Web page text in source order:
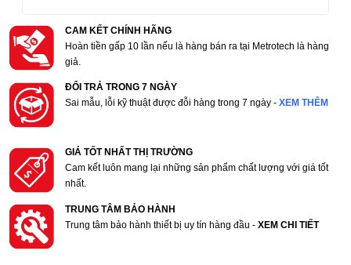
CAM KẾT CHÍNH HÃNG
Hoàn tiền gấp 10 lần nếu là hàng bán ra tại Metrotech là hàng
giả.
ĐỔI TRẢ TRONG 7 NGÀY
Sai mẫu, lỗi kỹ thuật được đỗi hàng trong 7 ngày - XEM THÊM
GIÁ TỐT NHẤT THỊ TRƯỜNG
Cam kết luôn mang lại những sản phẩm chất lượng với giá tốt
nhất.
TRUNG TÂM BẢO HÀNH
Trung tâm bảo hành thiết bị uy tín hàng đầu -XEM CHI TIẾT